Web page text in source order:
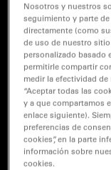
Nosotros y nuestros
seguimiento y parte
directamente (como
de uso de nuestro
personalizado basado
permitirle compartir
medir la efectividad
“Aceptar todas las
y a que compartamos
enlace siguiente).
preferencias de
cookies”, en la parte
información sobre
cookies.